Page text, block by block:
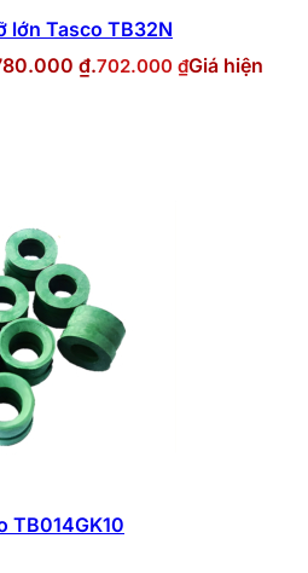
lớn Tasco TB32N
₫.702.000 ₫Giá hiện
TB014GK10